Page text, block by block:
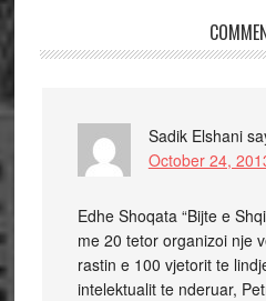
Sadik Elshani
October 24,
Edhe Shoqata “Bijte e
me 20 tetor organizoi nje
rastin e 100 vjetorit te
intelektualit te nderuar,